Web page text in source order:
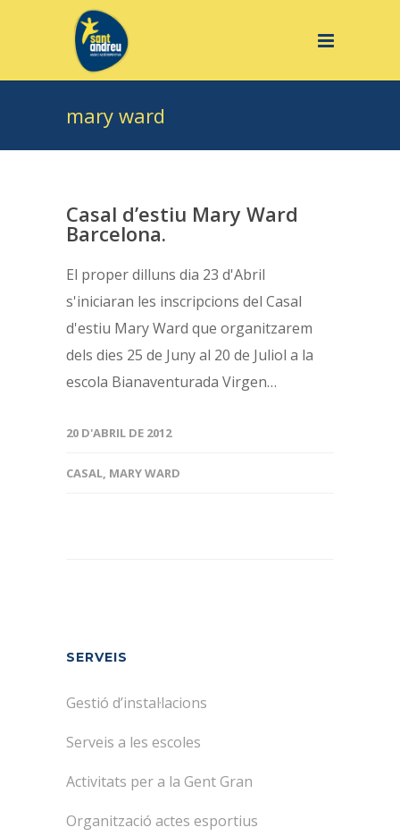
mary ward
Casal d’estiu Mary Ward
Barcelona.
El proper dilluns dia 23 d'Abril
s'iniciaran les inscripcions del Casal
d'estiu Mary Ward que organitzarem
dels dies 25 de Juny al 20 de Juliol a la
escola Bianaventurada Virgen…
20 D'ABRIL DE 2012
CASAL, MARY WARD
SERVEIS
Gestió d’instal·lacions
Serveis a les escoles
Activitats per a la Gent Gran
Organització actes esportius